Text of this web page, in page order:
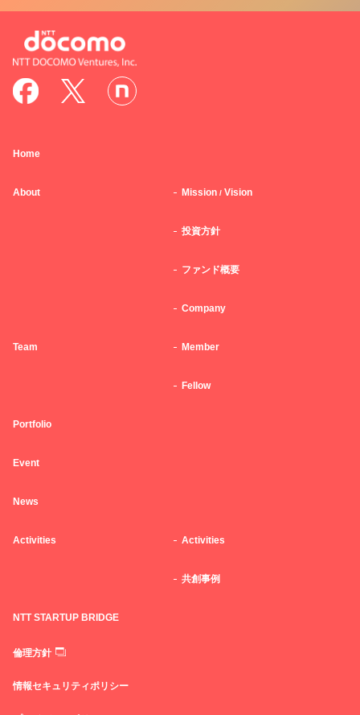
Home
About Mission / Vision
投資方針
ファンド概要
Company
Team Member
Fellow
Portfolio
Event
News
Activities Activities
共創事例
NTT STARTUP BRIDGE
倫理方針
情報セキュリティポリシー